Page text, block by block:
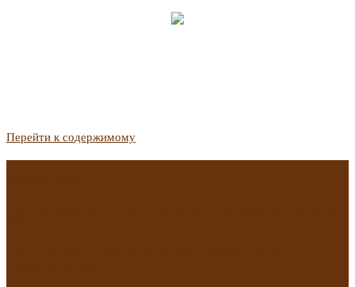
Перейти к содержимому